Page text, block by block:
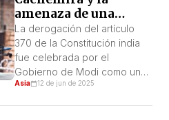
entonces se habían
producido huelgas generales
regulares hasta que llegó la
pandemia. Las huelgas
pasadas fueron enormes
huelgas de un […]
amenaza de una
guerra mundial
La derogación del artículo
370 de la Constitución india
fue celebrada por el
Gobierno de Modi como una
gran victoria nacionalista. Esta
Asia 12 de jun de 2025